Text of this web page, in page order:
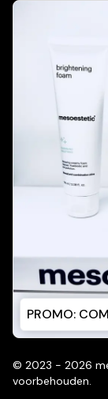
PROMO:
© 2023 - 2026
voorbehouden.